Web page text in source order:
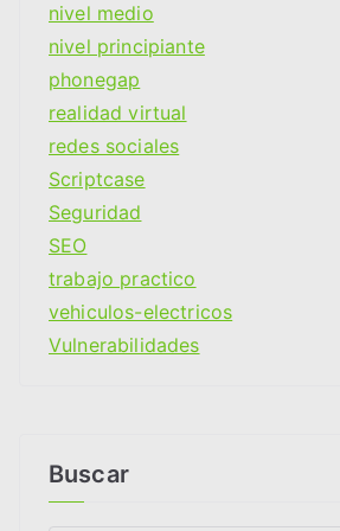
nivel medio
nivel principiante
phonegap
realidad virtual
redes sociales
Scriptcase
Seguridad
SEO
trabajo practico
vehiculos-electricos
Vulnerabilidades
Buscar